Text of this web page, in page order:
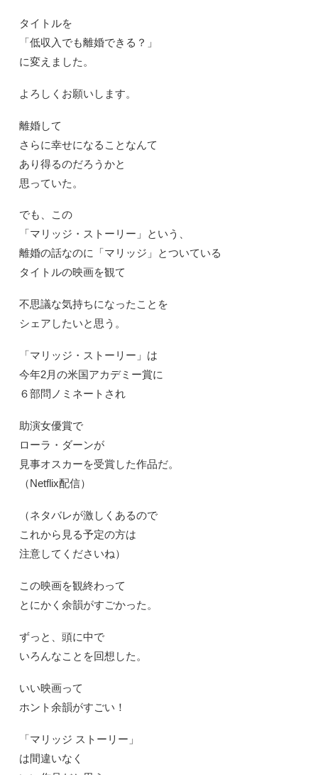
タイトルを
「低収入でも離婚できる？」
に変えました。
よろしくお願いします。
離婚して
さらに幸せになることなんて
あり得るのだろうかと
思っていた。
でも、この
「マリッジ・ストーリー」という、
離婚の話なのに「マリッジ」とついている
タイトルの映画を観て
不思議な気持ちになったことを
シェアしたいと思う。
「マリッジ・ストーリー」は
今年2月の米国アカデミー賞に
６部問ノミネートされ
助演女優賞で
ローラ・ダーンが
見事オスカーを受賞した作品だ。
（Netflix配信）
（ネタバレが激しくあるので
これから見る予定の方は
注意してくださいね）
この映画を観終わって
とにかく余韻がすごかった。
ずっと、頭に中で
いろんなことを回想した。
いい映画って
ホント余韻がすごい！
「マリッジ ストーリー」
は間違いなく